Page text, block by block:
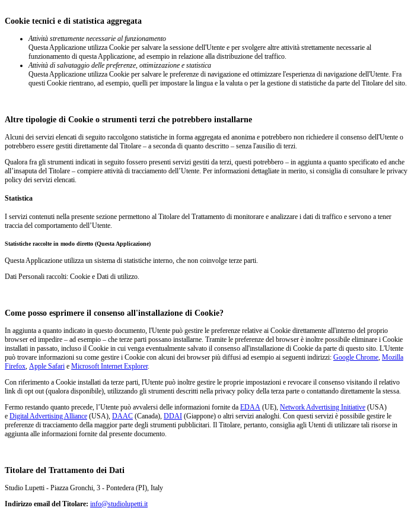
Cookie tecnici e di statistica aggregata
Attività strettamente necessarie al funzionamento
Questa Applicazione utilizza Cookie per salvare la sessione dell'Utente e per svolgere altre attività strettamente necessarie al
funzionamento di questa Applicazione, ad esempio in relazione alla distribuzione del traffico.
Attività di salvataggio delle preferenze, ottimizzazione e statistica
Questa Applicazione utilizza Cookie per salvare le preferenze di navigazione ed ottimizzare l'esperienza di navigazione dell'Utente. Fra
questi Cookie rientrano, ad esempio, quelli per impostare la lingua e la valuta o per la gestione di statistiche da parte del Titolare del sito.
Altre tipologie di Cookie o strumenti terzi che potrebbero installarne
Alcuni dei servizi elencati di seguito raccolgono statistiche in forma aggregata ed anonima e potrebbero non richiedere il consenso dell'Utente o
potrebbero essere gestiti direttamente dal Titolare – a seconda di quanto descritto – senza l'ausilio di terzi.
Qualora fra gli strumenti indicati in seguito fossero presenti servizi gestiti da terzi, questi potrebbero – in aggiunta a quanto specificato ed anche
all’insaputa del Titolare – compiere attività di tracciamento dell’Utente. Per informazioni dettagliate in merito, si consiglia di consultare le privacy
policy dei servizi elencati.
Statistica
I servizi contenuti nella presente sezione permettono al Titolare del Trattamento di monitorare e analizzare i dati di traffico e servono a tener
traccia del comportamento dell’Utente.
Statistiche raccolte in modo diretto (Questa Applicazione)
Questa Applicazione utilizza un sistema di statistiche interno, che non coinvolge terze parti.
Dati Personali raccolti: Cookie e Dati di utilizzo.
Come posso esprimere il consenso all'installazione di Cookie?
In aggiunta a quanto indicato in questo documento, l'Utente può gestire le preferenze relative ai Cookie direttamente all'interno del proprio
browser ed impedire – ad esempio – che terze parti possano installarne. Tramite le preferenze del browser è inoltre possibile eliminare i Cookie
installati in passato, incluso il Cookie in cui venga eventualmente salvato il consenso all'installazione di Cookie da parte di questo sito. L'Utente
può trovare informazioni su come gestire i Cookie con alcuni dei browser più diffusi ad esempio ai seguenti indirizzi: Google Chrome, Mozilla
Firefox, Apple Safari e Microsoft Internet Explorer.
Con riferimento a Cookie installati da terze parti, l'Utente può inoltre gestire le proprie impostazioni e revocare il consenso visitando il relativo
link di opt out (qualora disponibile), utilizzando gli strumenti descritti nella privacy policy della terza parte o contattando direttamente la stessa.
Fermo restando quanto precede, l’Utente può avvalersi delle informazioni fornite da EDAA (UE), Network Advertising Initiative (USA)
e Digital Advertising Alliance (USA), DAAC (Canada), DDAI (Giappone) o altri servizi analoghi. Con questi servizi è possibile gestire le
preferenze di tracciamento della maggior parte degli strumenti pubblicitari. Il Titolare, pertanto, consiglia agli Utenti di utilizzare tali risorse in
aggiunta alle informazioni fornite dal presente documento.
Titolare del Trattamento dei Dati
Studio Lupetti - Piazza Gronchi, 3 - Pontedera (PI), Italy
Indirizzo email del Titolare: info@studiolupetti.it